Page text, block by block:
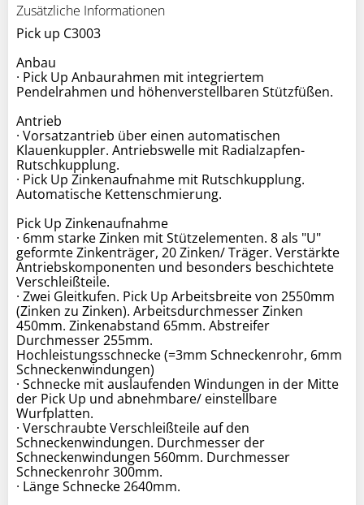
Zusätzliche Informationen
Pick up C3003
Anbau
· Pick Up Anbaurahmen mit integriertem
Pendelrahmen und höhenverstellbaren Stützfüßen.
Antrieb
· Vorsatzantrieb über einen automatischen
Klauenkuppler. Antriebswelle mit Radialzapfen-
Rutschkupplung.
· Pick Up Zinkenaufnahme mit Rutschkupplung.
Automatische Kettenschmierung.
Pick Up Zinkenaufnahme
· 6mm starke Zinken mit Stützelementen. 8 als "U"
geformte Zinkenträger, 20 Zinken/ Träger. Verstärkte
Antriebskomponenten und besonders beschichtete
Verschleißteile.
· Zwei Gleitkufen. Pick Up Arbeitsbreite von 2550mm
(Zinken zu Zinken). Arbeitsdurchmesser Zinken
450mm. Zinkenabstand 65mm. Abstreifer
Durchmesser 255mm.
Hochleistungsschnecke (=3mm Schneckenrohr, 6mm
Schneckenwindungen)
· Schnecke mit auslaufenden Windungen in der Mitte
der Pick Up und abnehmbare/ einstellbare
Wurfplatten.
· Verschraubte Verschleißteile auf den
Schneckenwindungen. Durchmesser der
Schneckenwindungen 560mm. Durchmesser
Schneckenrohr 300mm.
· Länge Schnecke 2640mm.